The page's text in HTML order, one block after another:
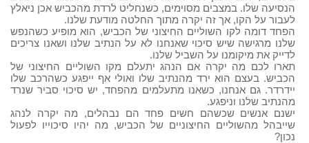
הנסיעה שלו. במצבים מסוימים, כשנחליט לרדת מהכביש אכן ניאלץ
לעבור על הקו, אך זה יקרה מתוך החלטה מודעת שלנו.
הפחד דומה לקו השוליים החיצוני של הכביש, הוא מופיע כשהנפש
שלנו מרגישה שיש סיכוי שאנחנו לא על הנתיב שלנו ושאנו צריכים
לדייק את מיקומנו על השביל שלנו.
תארו לכם מה יקרה אם הנהג יתעלם מקו השוליים החיצוני של
הכביש. בעצם הוא ירד מהנתיב שלו ואולי אף ייפגע כשהרכב שלו
יידרדר. גם אנחנו, כשאנו מתעלמים מהפחד, יש סיכוי סביר שנרד
מהנתיב שלנו וניפגע.
ישנם אנשים שכשהם חשים פחד הם נבהלים, מה יקרה לנהג
שייבהל מהשוליים החיצוניים של הכביש, מה יהיו סיכוייו לפעול
נכון?